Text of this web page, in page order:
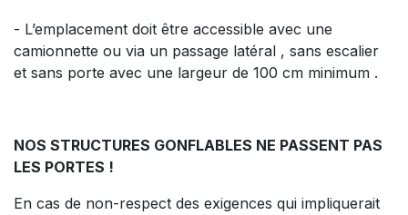
- L’emplacement doit être accessible avec une
camionnette ou via un passage latéral , sans escalier
et sans porte avec une largeur de 100 cm minimum .
NOS STRUCTURES GONFLABLES NE PASSENT PAS
LES PORTES !
En cas de non-respect des exigences qui impliquerait